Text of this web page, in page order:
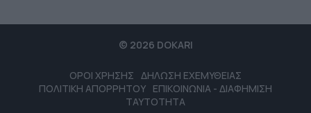
© 2026 DOKARI
ΟΡΟΙ ΧΡΗΣΗΣ ΔΗΛΩΣΗ ΕΧΕΜΥΘΕΙΑΣ
ΠΟΛΙΤΙΚΗ ΑΠΟΡΡΗΤΟΥ ΕΠΙΚΟΙΝΩΝΙΑ - ΔΙΑΦΗΜΙΣΗ
ΤΑΥΤΟΤΗΤΑ